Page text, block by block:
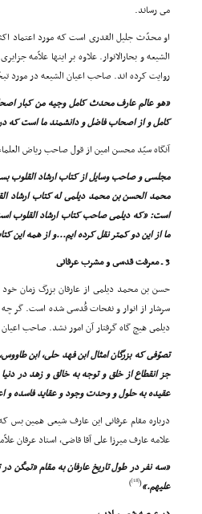
مى رساند.
او محدّث جلیل القدرى است که مورد اعتماد
الشیعه و بحارالانوار. علاوه بر اینها علاّمه
روایت کرده اند. صاحب اعیان الشیعه در مورد
«هو عالم عارف محدث کامل وجیه من کبار
کامل و از اصحاب فاضل و دانشمند ما است که در
آنگاه سیّد محسن امین از قول صاحب ریاض
مجلسى و صاحب وسایل از کتاب ارشاد القلوب
محمد الحسن بن محمد دیلمى له کتاب ارشاد
است: «که دیلمى صاحب کتاب ارشاد القلوب
ما از این دو کمتر نقل کرده ایم...و از همه این
3 ـ معرفت قدسى و مشرب عرفانى
حسن بن محمد دیلمى از عارفان بزرگ زمان
سرشار از انوار و نفحات قُدسى شده است. گر چه
دیلمى هیچ گاه گرفتار آن امور نشد. صاحب
تصوّفى که بزرگان امثال ابن فهد حلى، ابن
جز انقطاع از خلق و توجه به خالق و زهد در
عقیده به حلول و وحدت وجود و عقاید فاسده و
درباره مقام عرفانى این عارف شیعى همین
علامه عارف میرزا على آقا قاضى، استاد عرفان
«سه نفر در طول تاریخ عارفان به مقام «تمکّن
علیهم.»(
[18]
)